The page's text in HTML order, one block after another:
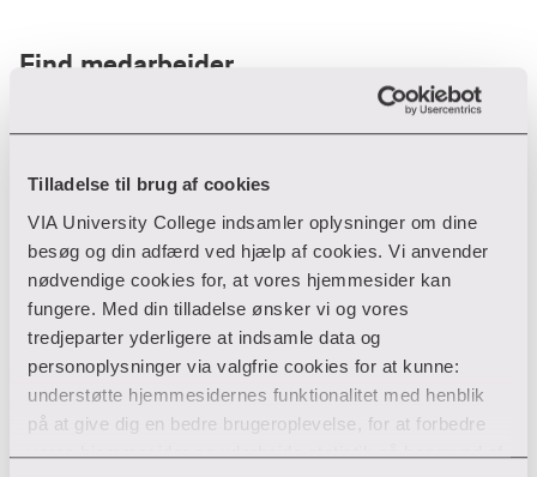
Tilladelse til brug af cookies
VIA University College indsamler oplysninger om dine
besøg og din adfærd ved hjælp af cookies. Vi anvender
nødvendige cookies for, at vores hjemmesider kan
fungere. Med din tilladelse ønsker vi og vores
tredjeparter yderligere at indsamle data og
personoplysninger via valgfrie cookies for at kunne:
understøtte hjemmesidernes funktionalitet med henblik
på at give dig en bedre brugeroplevelse, for at forbedre
vores hjemmesider og udarbejde statistik på baggrund af
Find medarbejder
Filter
Ryd filtre
Din søgning gav desværre ikke noget resultat
Giv ikke op endnu!